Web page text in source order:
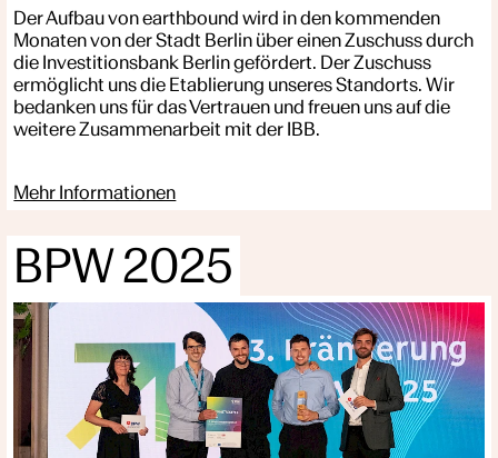
Der Aufbau von earthbound wird in den kommenden
Monaten von der Stadt Berlin über einen Zuschuss durch
die Investitionsbank Berlin gefördert. Der Zuschuss
ermöglicht uns die Etablierung unseres Standorts. Wir
bedanken uns für das Vertrauen und freuen uns auf die
weitere Zusammenarbeit mit der IBB.
Mehr Informationen
BPW 2025